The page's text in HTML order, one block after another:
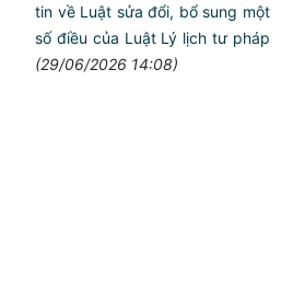
tin về Luật sửa đổi, bổ sung một
số điều của Luật Lý lịch tư pháp
(29/06/2026 14:08)